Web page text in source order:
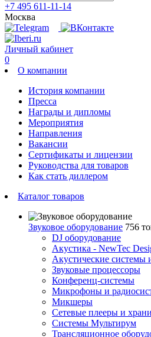
+7 495 611-11-14
Москва
Личный кабинет
0
О компании
История компании
Пресса
Награды и дипломы
Мероприятия
Направления
Вакансии
Сертификаты и лицензии
Руководства для товаров
Как стать диллером
Каталог товаров
Звуковое оборудование 756
DJ оборудование
Акустика - NewTec
Акустические системы
Звуковые процессоры
Конференц-системы
Микрофоны и
Микшеры
Сетевые плееры и
Системы Мультирум
Трансляционное